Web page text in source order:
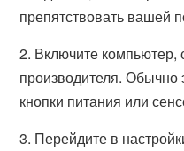
препятствовать вашей
2. Включите компьютер,
производителя.
кнопки питания или
3. Перейдите в